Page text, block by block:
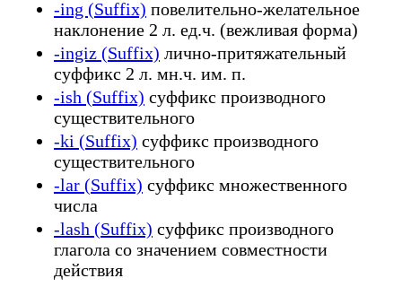
-ing (Suffix) повелительно-желательное
наклонение 2 л. ед.ч. (вежливая форма)
-ingiz (Suffix) лично-притяжательный
суффикс 2 л. мн.ч. им. п.
-ish (Suffix) суффикс производного
существительного
-ki (Suffix) суффикс производного
существительного
-lar (Suffix) суффикс множественного
числа
-lash (Suffix) суффикс производного
глагола со значением совместности
действия